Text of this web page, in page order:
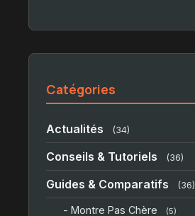
Catégories
Actualités (34)
Conseils & Tutoriels (36)
Guides & Comparatifs (36)
- Montre Pas Chère (5)